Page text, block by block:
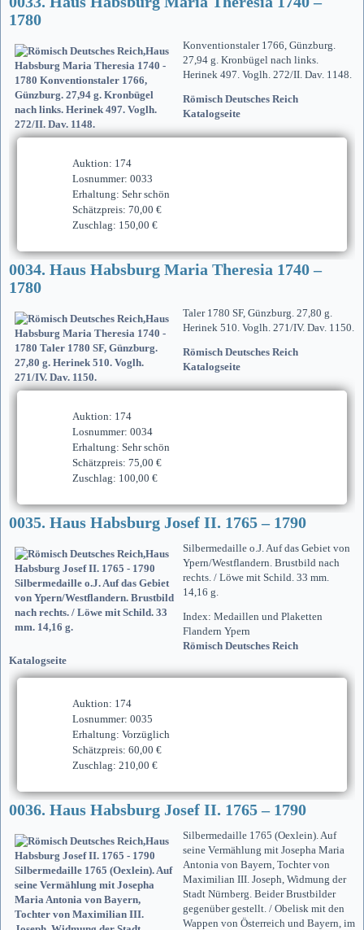
1780
Konventionstaler 1766, Günzburg.
27,94 g. Kronbügel nach links.
Herinek 497. Voglh. 272/II. Dav. 1148.
Römisch Deutsches Reich
Katalogseite
Auktion: 174
Losnummer: 0033
Erhaltung: Sehr schön
Schätzpreis: 70,00 €
Zuschlag: 150,00 €
0034. Haus Habsburg Maria Theresia 1740 –
1780
Taler 1780 SF, Günzburg. 27,80 g.
Herinek 510. Voglh. 271/IV. Dav. 1150.
Römisch Deutsches Reich
Katalogseite
Auktion: 174
Losnummer: 0034
Erhaltung: Sehr schön
Schätzpreis: 75,00 €
Zuschlag: 100,00 €
0035. Haus Habsburg Josef II. 1765 – 1790
Silbermedaille o.J. Auf das Gebiet von
Ypern/Westflandern. Brustbild nach
rechts. / Löwe mit Schild. 33 mm.
14,16 g.
Index: Medaillen und Plaketten
Flandern Ypern
Römisch Deutsches Reich
Katalogseite
Auktion: 174
Losnummer: 0035
Erhaltung: Vorzüglich
Schätzpreis: 60,00 €
Zuschlag: 210,00 €
0036. Haus Habsburg Josef II. 1765 – 1790
Silbermedaille 1765 (Oexlein). Auf
seine Vermählung mit Josepha Maria
Antonia von Bayern, Tochter von
Maximilian III. Joseph, Widmung der
Stadt Nürnberg. Beider Brustbilder
gegenüber gestellt. / Obelisk mit den
Wappen von Österreich und Bayern, im